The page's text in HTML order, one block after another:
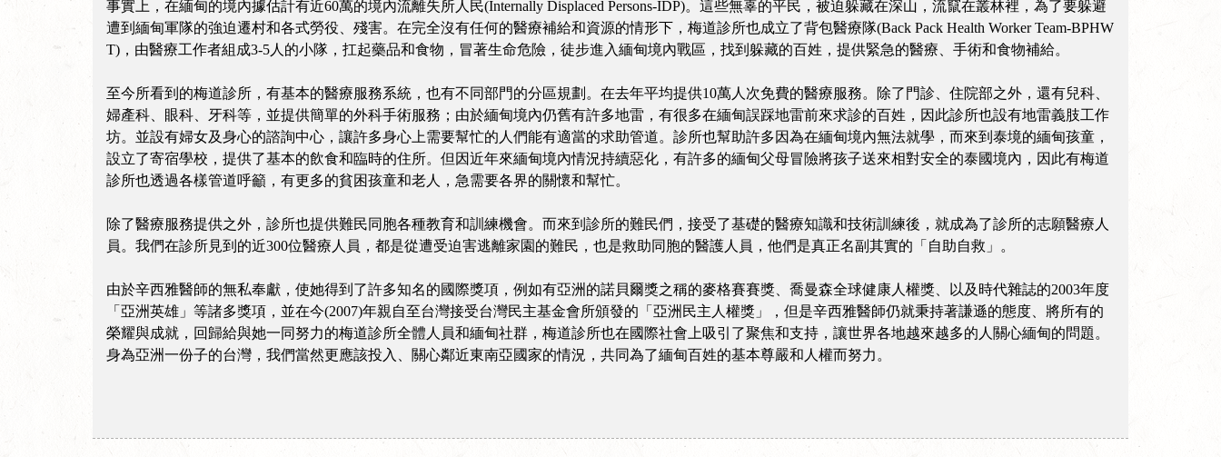
事實上，在緬甸的境內據估計有近60萬的境內流離失所人民(Internally Displaced Persons-IDP)。這些無辜的平民，被迫躲藏在深山，流竄在叢林裡，為了要躲避
遭到緬甸軍隊的強迫遷村和各式勞役、殘害。在完全沒有任何的醫療補給和資源的情形下，梅道診所也成立了背包醫療隊(Back Pack Health Worker Team-BPHW
T)，由醫療工作者組成3-5人的小隊，扛起藥品和食物，冒著生命危險，徒步進入緬甸境內戰區，找到躲藏的百姓，提供緊急的醫療、手術和食物補給。
至今所看到的梅道診所，有基本的醫療服務系統，也有不同部門的分區規劃。在去年平均提供10萬人次免費的醫療服務。除了門診、住院部之外，還有兒科、
婦產科、眼科、牙科等，並提供簡單的外科手術服務；由於緬甸境內仍舊有許多地雷，有很多在緬甸誤踩地雷前來求診的百姓，因此診所也設有地雷義肢工作
坊。並設有婦女及身心的諮詢中心，讓許多身心上需要幫忙的人們能有適當的求助管道。診所也幫助許多因為在緬甸境內無法就學，而來到泰境的緬甸孩童，
設立了寄宿學校，提供了基本的飲食和臨時的住所。但因近年來緬甸境內情況持續惡化，有許多的緬甸父母冒險將孩子送來相對安全的泰國境內，因此有梅道
診所也透過各樣管道呼籲，有更多的貧困孩童和老人，急需要各界的關懷和幫忙。
除了醫療服務提供之外，診所也提供難民同胞各種教育和訓練機會。而來到診所的難民們，接受了基礎的醫療知識和技術訓練後，就成為了診所的志願醫療人
員。我們在診所見到的近300位醫療人員，都是從遭受迫害逃離家園的難民，也是救助同胞的醫護人員，他們是真正名副其實的「自助自救」。
由於辛西雅醫師的無私奉獻，使她得到了許多知名的國際獎項，例如有亞洲的諾貝爾獎之稱的麥格賽賽獎、喬曼森全球健康人權獎、以及時代雜誌的2003年度
「亞洲英雄」等諸多獎項，並在今(2007)年親自至台灣接受台灣民主基金會所頒發的「亞洲民主人權獎」，但是辛西雅醫師仍就秉持著謙遜的態度、將所有的
榮耀與成就，回歸給與她一同努力的梅道診所全體人員和緬甸社群，梅道診所也在國際社會上吸引了聚焦和支持，讓世界各地越來越多的人關心緬甸的問題。
身為亞洲一份子的台灣，我們當然更應該投入、關心鄰近東南亞國家的情況，共同為了緬甸百姓的基本尊嚴和人權而努力。